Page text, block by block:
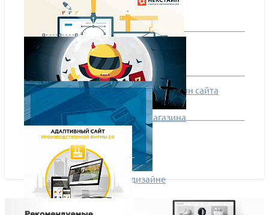
Готовый или уникальный: какой дизайн сайта
выбрать?
7 смертных грехов интернет магазина
Немного об уникальном дизайне